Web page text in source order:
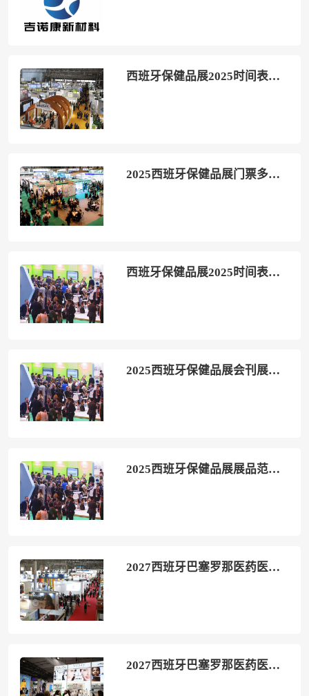
西班牙保健品展2025时间表及地点
2025西班牙保健品展门票多少钱一张 购票入口
西班牙保健品展2025时间表和地点
2025西班牙保健品展会刊展商名录
2025西班牙保健品展展品范围有哪些？
2027西班牙巴塞罗那医药医美保健品展-欧洲制药及辅助药物大会(Infarma)展位价格与展位申请
2027西班牙巴塞罗那医药医美保健品展-欧洲制药及辅助药物大会(Infarma)观展攻略（时间/地点/观众预约）